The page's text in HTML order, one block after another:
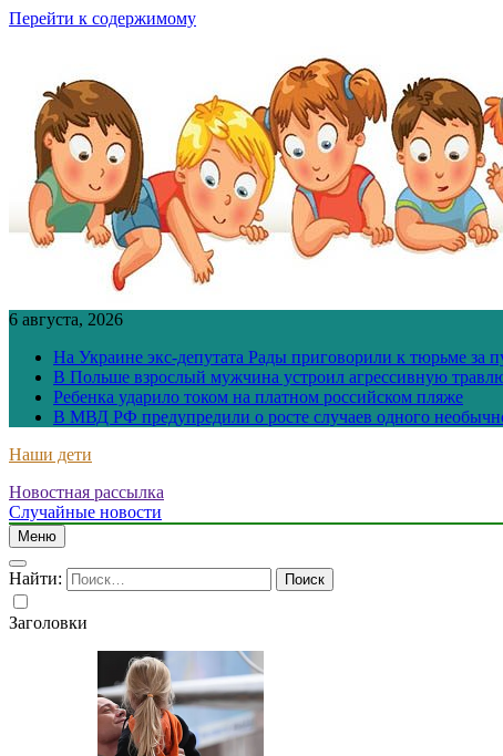
Перейти к содержимому
6 августа, 2026
На Украине экс-депутата Рады приговорили к тюрьме за
В Польше взрослый мужчина устроил агрессивную
Ребенка ударило током на платном российском пляже
В МВД РФ предупредили о росте случаев одного
Наши дети
Новостная рассылка
Случайные новости
Меню
Найти:
Заголовки